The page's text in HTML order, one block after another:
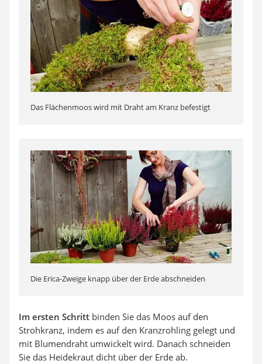
Das Flächenmoos wird mit Draht am Kranz befestigt
Die Erica-Zweige knapp über der Erde abschneiden
Im ersten Schritt binden Sie das Moos auf den
Strohkranz, indem es auf den Kranzrohling gelegt und
mit Blumendraht umwickelt wird. Danach schneiden
Sie das Heidekraut dicht über der Erde ab.